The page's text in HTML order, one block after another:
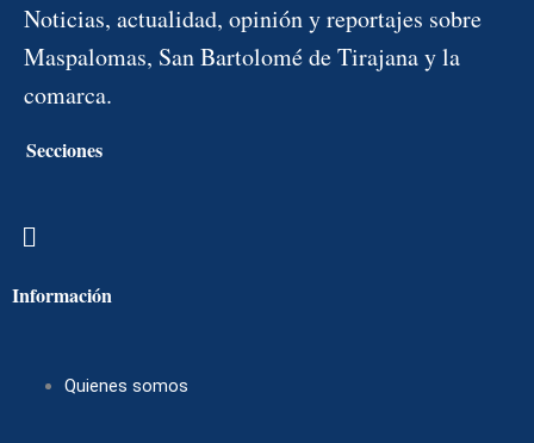
Noticias, actualidad, opinión y reportajes sobre
Maspalomas, San Bartolomé de Tirajana y la
comarca.
Secciones
Menú
Información
Quienes somos